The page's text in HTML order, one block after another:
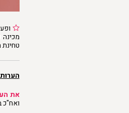
טחינת
הערות
את
ואח"כ